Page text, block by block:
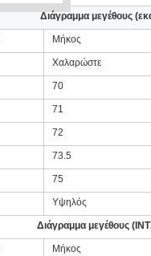
Διάγραμμα μεγέθους
Μήκος
Χαλαρώστε
70
71
72
73.5
75
Υψηλός
Διάγραμμα μεγέθους
Μήκος